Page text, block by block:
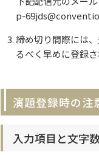
p-
締め切り間際には
るべく早めに登録
演題登録時の注
入力項目と文字